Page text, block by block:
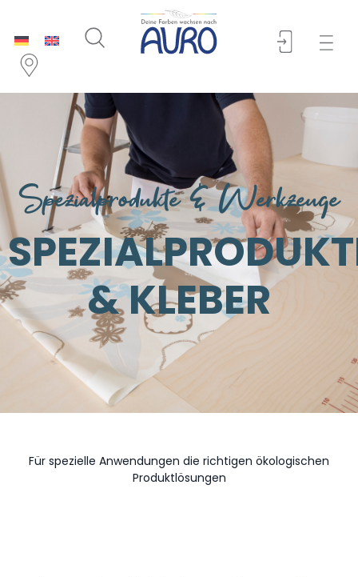
Spezialprodukte & Werkzeuge
& KLEBER
Für spezielle Anwendungen die richtigen ökologischen
Produktlösungen